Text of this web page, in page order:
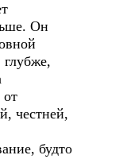
Он
от
честней,
будто